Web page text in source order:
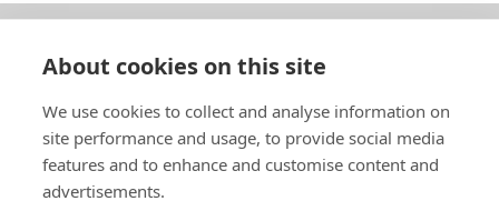
In English
Standardavtal
About cookies on this site
We use cookies to collect and analyse information on
site performance and usage, to provide social media
features and to enhance and customise content and
advertisements.